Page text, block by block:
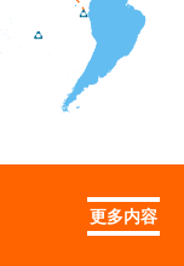
更多内容